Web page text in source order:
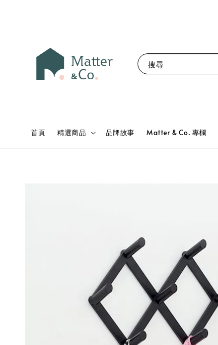
搜尋
首頁 精選商品 品牌故事 Matter & Co. 專欄